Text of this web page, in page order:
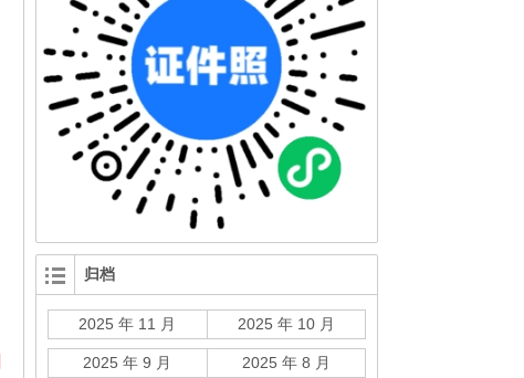
归档
2025 年 11 月 2025 年 10 月
2025 年 9 月 2025 年 8 月